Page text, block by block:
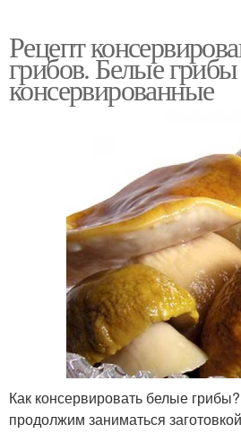
Рецепт
грибов. Белые грибы
консервированные
Как консервировать белые
продолжим заниматься